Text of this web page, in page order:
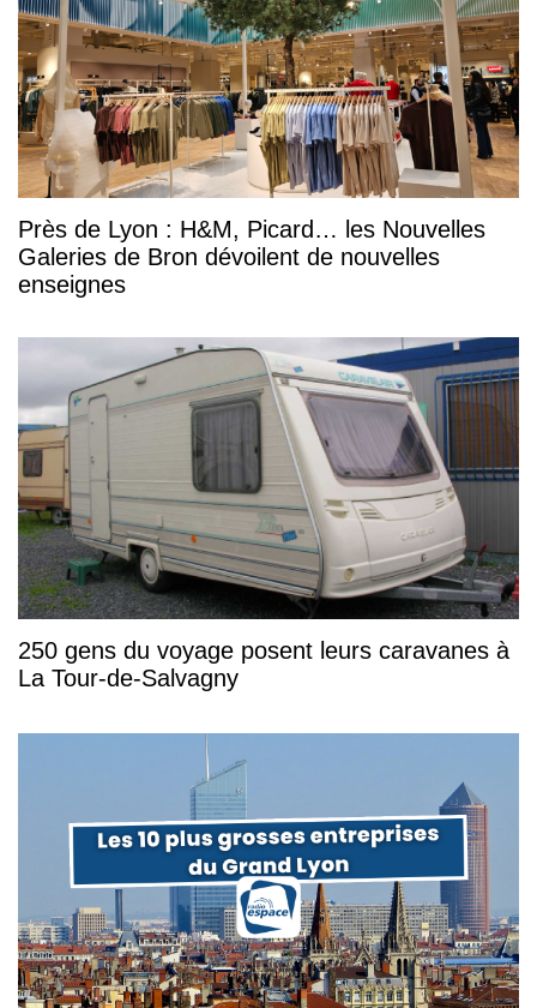
Près de Lyon : H&M, Picard… les Nouvelles
Galeries de Bron dévoilent de nouvelles
enseignes
250 gens du voyage posent leurs caravanes à
La Tour-de-Salvagny